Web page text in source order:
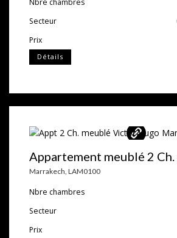
Nbre chambres
Secteur
Prix
Détails
Appartement meublé 2 Ch.
Marrakech, LAM0100
Nbre chambres
Secteur
Prix